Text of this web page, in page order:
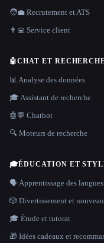
🧑‍💼 Recrutement et ATS
👨‍💻 Service client
🤖CHAT ET
📊 Analyse des données
🎓 Assistant de recherche
🤖💬 Chatbot
🔍 Moteurs de recherche
🎓ÉDUCATION ET
🗣️ Apprentissage des langues
🎲 Divertissement et
🎓 Étude et tutorat
🎁 Idées cadeaux et